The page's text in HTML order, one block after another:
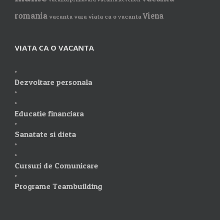
romania vacanta vara viata ca o vacanta Viena
VIATA CA O VACANTA
Dezvoltare personala
Educatie financiara
Sanatate si dieta
Cursuri de Comunicare
Programe Teambuilding